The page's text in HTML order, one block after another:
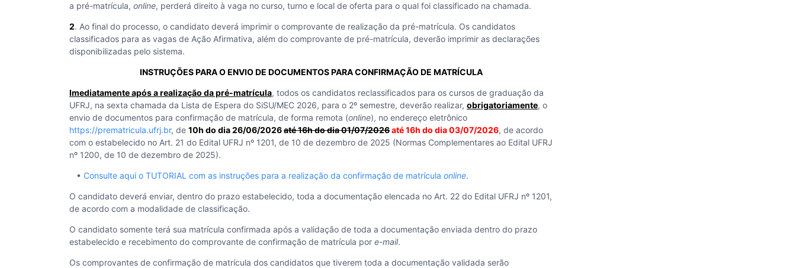
a pré-matrícula, online, perderá direito à vaga no curso, turno e local de oferta para o qual foi classificado na chamada.
2. Ao final do processo, o candidato deverá imprimir o comprovante de realização da pré-matrícula. Os candidatos
classificados para as vagas de Ação Afirmativa, além do comprovante de pré-matrícula, deverão imprimir as declarações
disponibilizadas pelo sistema.
INSTRUÇÕES PARA O ENVIO DE DOCUMENTOS PARA CONFIRMAÇÃO DE MATRÍCULA
Imediatamente após a realização da pré-matrícula, todos os candidatos reclassificados para os cursos de graduação da
UFRJ, na sexta chamada da Lista de Espera do SiSU/MEC 2026, para o 2º semestre, deverão realizar, obrigatoriamente, o
envio de documentos para confirmação de matrícula, de forma remota (online), no endereço eletrônico
https://prematricula.ufrj.br, de 10h do dia 26/06/2026até 16h do dia 01/07/2026até 16h do dia 03/07/2026, de acordo
com o estabelecido no Art. 21 do Edital UFRJ nº 1201, de 10 de dezembro de 2025 (Normas Complementares ao Edital UFRJ
nº 1200, de 10 de dezembro de 2025).
• Consulte aqui o TUTORIAL com as instruções para a realização da confirmação de matrícula online.
O candidato deverá enviar, dentro do prazo estabelecido, toda a documentação elencada no Art. 22 do Edital UFRJ nº 1201,
de acordo com a modalidade de classificação.
O candidato somente terá sua matrícula confirmada após a validação de toda a documentação enviada dentro do prazo
estabelecido e recebimento do comprovante de confirmação de matrícula por e-mail.
Os comprovantes de confirmação de matrícula dos candidatos que tiverem toda a documentação validada serão